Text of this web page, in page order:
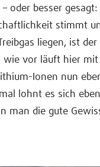
– oder besser
stimmt
liegen, ist
wie vor läuft hier
Ionen nun
lohnt es sich
man die gute